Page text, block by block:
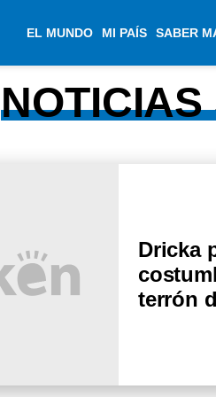
EL MUNDO MI PAÍS SABER
Dricka
terrón